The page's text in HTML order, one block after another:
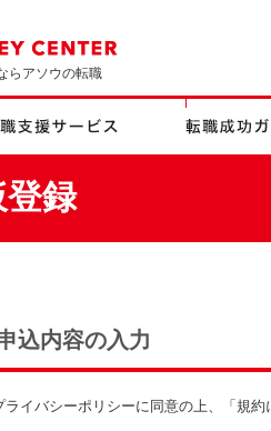
らアソウの転職
録
込内容の入力
イバシーポリシーに同意の上、「規約